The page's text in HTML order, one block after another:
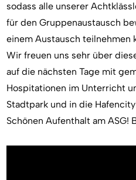
sodass alle unserer
für den Gruppenaustausch
einem Austausch teilnehmen
Wir freuen uns sehr über
auf die nächsten Tage mit
Hospitationen im Unterricht
Stadtpark und in die
Schönen Aufenthalt am ASG!